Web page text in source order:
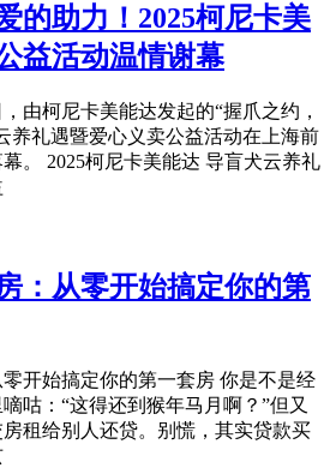
的助力！2025柯尼卡美
益活动温情谢幕
，由柯尼卡美能达发起的“握爪之约，
养礼遇暨爱心义卖公益活动在上海前
。 2025柯尼卡美能达 导盲犬云养礼
：从零开始搞定你的第
开始搞定你的第一套房 你是不是经
咕：“这得还到猴年马月啊？”但又
租给别人还贷。别慌，其实贷款买